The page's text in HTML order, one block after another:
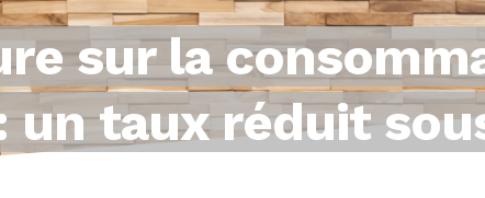
sur la
un taux réduit